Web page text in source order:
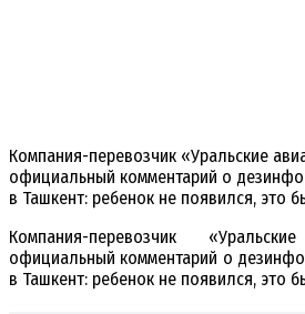
Компания-перевозчик «Уральские
официальный комментарий о
в Ташкент: ребенок не появился, это
Компания-перевозчик
официальный комментарий о
в Ташкент: ребенок не появился, это